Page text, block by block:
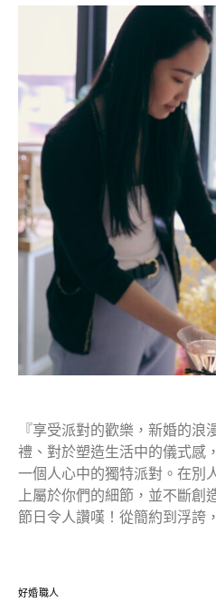
『享受派對的歡樂，新婚的
禮、對於塑造生活中的儀式感
一個人心中的獨特派對。在別
上屬於你們的細節，並不斷創
節日令人讚嘆！從簡約到浮誇
好婚職人